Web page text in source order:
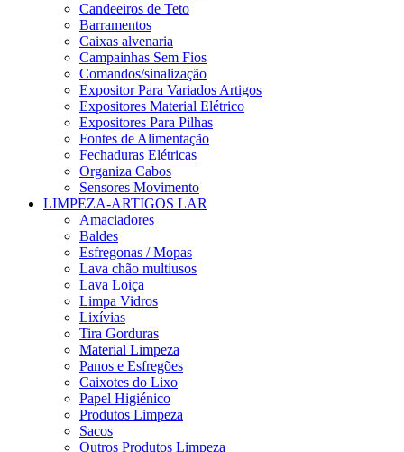
Candeeiros de Teto
Barramentos
Caixas alvenaria
Campainhas Sem Fios
Comandos/sinalização
Expositor Para Variados Artigos
Expositores Material Elétrico
Expositores Para Pilhas
Fontes de Alimentação
Fechaduras Elétricas
Organiza Cabos
Sensores Movimento
LIMPEZA-ARTIGOS LAR
Amaciadores
Baldes
Esfregonas / Mopas
Lava chão multiusos
Lava Loiça
Limpa Vidros
Lixívias
Tira Gorduras
Material Limpeza
Panos e Esfregões
Caixotes do Lixo
Papel Higiénico
Produtos Limpeza
Sacos
Outros Produtos Limpeza